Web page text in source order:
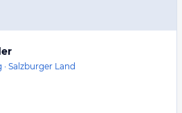
· Salzburger Land